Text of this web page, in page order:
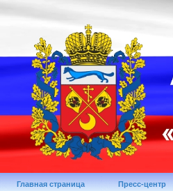
Главная страница Пресс-центр